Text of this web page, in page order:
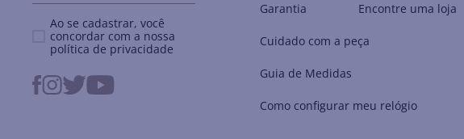
Ao se cadastrar, você
concordar com a nossa
política de privacidade
Garantia
Cuidado com a peça
Guia de Medidas
Como configurar meu relógio
Encontre uma loja